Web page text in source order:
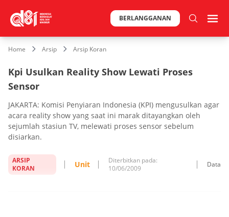
BERLANGGANAN
Home Arsip Arsip Koran
Kpi Usulkan Reality Show Lewati Proses
Sensor
JAKARTA: Komisi Penyiaran Indonesia (KPI) mengusulkan agar
acara reality show yang saat ini marak ditayangkan oleh
sejumlah stasiun TV, melewati proses sensor sebelum
disiarkan.
ARSIP
KORAN
Unit
Diterbitkan pada:
10/06/2009
Data